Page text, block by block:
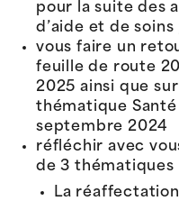
pour la suite des
d’aide et de soins
vous faire un
feuille de route
2025 ainsi que
thématique
septembre 2024
réfléchir avec
de 3 thématiques
La